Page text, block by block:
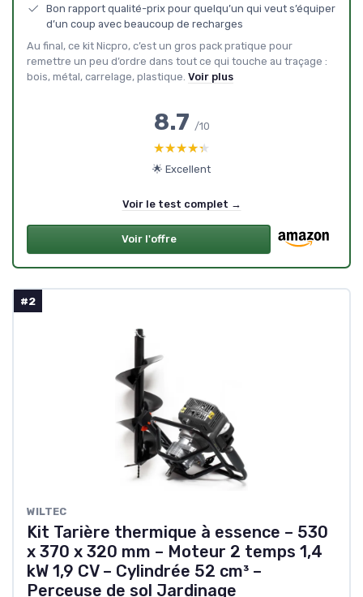
Bon rapport qualité-prix pour quelqu’un qui veut s’équiper
d’un coup avec beaucoup de recharges
Au final, ce kit Nicpro, c’est un gros pack pratique pour
remettre un peu d’ordre dans tout ce qui touche au traçage :
bois, métal, carrelage, plastique. Voir plus
8.7 /10
★★★★★
★★★★★
🌟 Excellent
Voir le test complet →
Voir l'offre
#2
WILTEC
Kit Tarière thermique à essence – 530
x 370 x 320 mm – Moteur 2 temps 1,4
kW 1,9 CV – Cylindrée 52 cm³ –
Perceuse de sol Jardinage